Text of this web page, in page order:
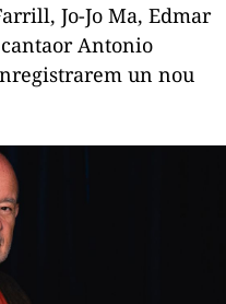
Jo-Jo Ma, Edmar
cantaorAntonio
un nou